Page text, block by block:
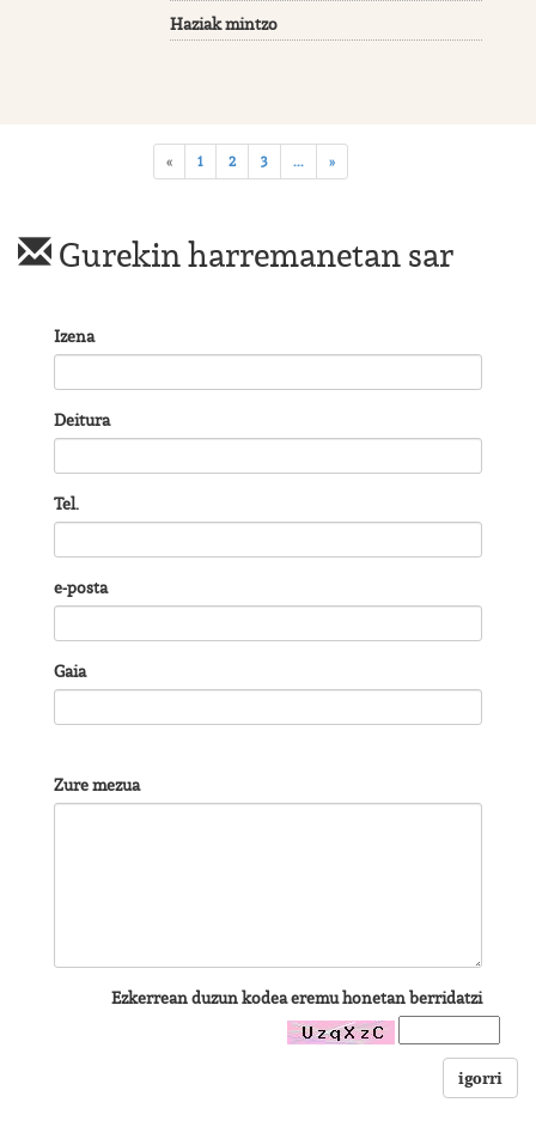
Haziak mintzo
« 1 2 3 ... »
Gurekin harremanetan sar
Izena
Deitura
Tel.
e-posta
Gaia
Zure mezua
Ezkerrean duzun kodea eremu honetan berridatzi
igorri